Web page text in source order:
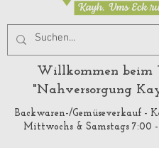
Willkommen beim
"Nahversorgung
Backwaren-/Gemüseverkauf -
Mittwochs & Samstags 7:00 -